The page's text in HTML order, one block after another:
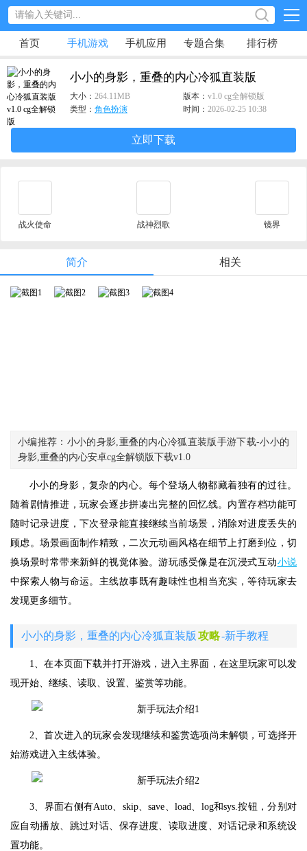
首页 手机游戏 手机应用 专题合集 排行榜
小小的身影，重叠的内心冷狐直装版
大小： 264.11MB 版本： v1.0 cg全解锁版
类型： 角色扮演 时间： 2026-02-25 10:38
立即下载
战火使命 战神烈歌 镜界
简介 相关
小编推荐：小小的身影,重叠的内心冷狐直装版手游下载-小小的
身影,重叠的内心安卓cg全解锁版下载v1.0
小小的身影，复杂的内心。每个登场人物都藏着独有的过往。
随着剧情推进，玩家会逐步拼凑出完整的回忆线。内置存档功能可
随时记录进度，下次登录能直接继续当前场景，消除对进度丢失的
顾虑。场景画面制作精致，二次元动画风格在细节上打磨到位，切
换场景时常带来新鲜的视觉体验。游玩感受像是在沉浸式互动小说
中探索人物与命运。主线故事既有趣味性也相当充实，等待玩家去
发现更多细节。
小小的身影，重叠的内心冷狐直装版 攻略-新手教程
1、在本页面下载并打开游戏，进入主界面，在这里玩家可以发
现开始、继续、读取、设置、鉴赏等功能。
2、首次进入的玩家会发现继续和鉴赏选项尚未解锁，可选择开
始游戏进入主线体验。
3、界面右侧有Auto、skip、save、load、log和sys.按钮，分别对
应自动播放、跳过对话、保存进度、读取进度、对话记录和系统设
置功能。